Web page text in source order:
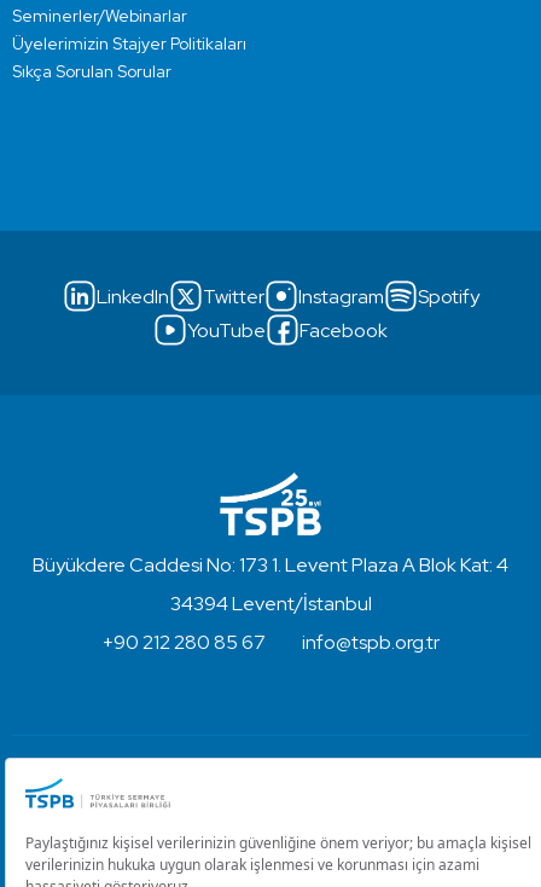
Seminerler/Webinarlar
Üyelerimizin Stajyer Politikaları
Sıkça Sorulan Sorular
LinkedIn Twitter Instagram
Spotify
YouTube
Facebook
Büyükdere Caddesi No: 173 1. Levent Plaza A Blok Kat: 4
34394 Levent/İstanbul
+90 212 280 85 67
info@tspb.org.tr
Kullanım Koşulları ve Gizlilik
Çerez Ayarlarını Düzenle